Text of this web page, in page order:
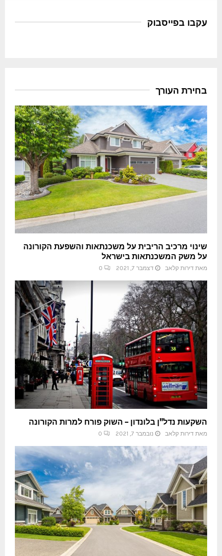
עקבו בפייסבוק
בחירת העורך
שינוי מרכיב הריבית על משכנתאות והשפעת הקורונה
על משק המשכנתאות בישראל
מאת דירות קלאב דצמבר 7, 2021 0
השקעות נדל"ן בלונדון – השוק פורח למרות הקורונה
מאת דירות קלאב נובמבר 7, 2021 0